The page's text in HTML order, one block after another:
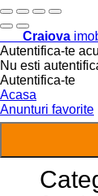
Craiova
Autentifica-te
Nu esti
Autentifica-te
Acasa
Anunturi favorite